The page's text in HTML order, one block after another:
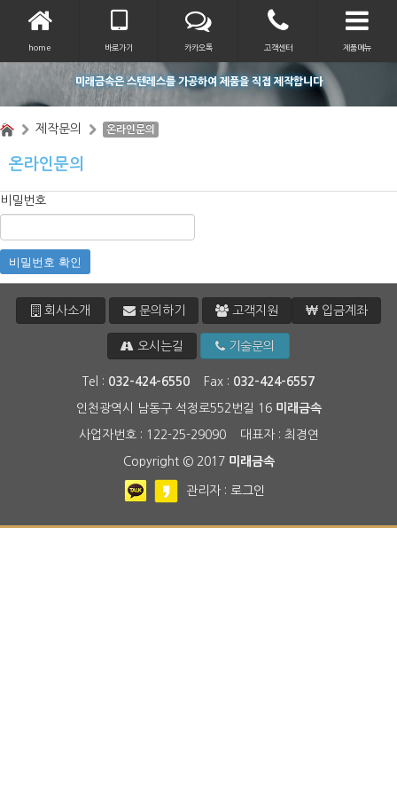
home 바로가기 카카오톡 고객센터 제품메뉴
미래금속은 스텐레스를 가공하여 제품을 직접 제작합니다
제작문의 온라인문의
온라인문의
비밀번호
비밀번호 확인
회사소개 문의하기 고객지원 입금계좌
오시는길 기술문의
Tel : 032-424-6550 Fax : 032-424-6557
인천광역시 남동구 석정로552번길 16 미래금속
사업자번호 : 122-25-29090 대표자 : 최경연
Copyright © 2017 미래금속
관리자 : 로그인